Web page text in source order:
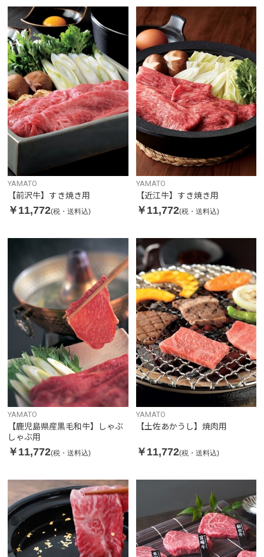
YAMATO
【前沢牛】すき焼き用
￥11,772(税・送料込)
YAMATO
【近江牛】すき焼き用
￥11,772(税・送料込)
YAMATO
【鹿児島県産黒毛和牛】しゃぶ
しゃぶ用
￥11,772(税・送料込)
YAMATO
【土佐あかうし】焼肉用
￥11,772(税・送料込)